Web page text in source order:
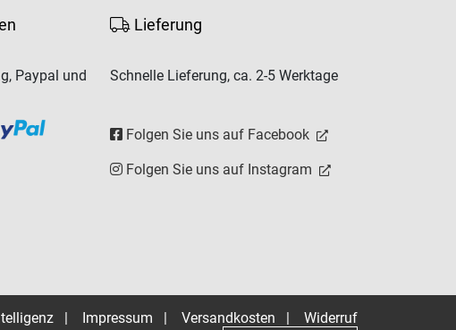
Paypal und
Lieferung
Schnelle Lieferung, ca. 2-5 Werktage
Folgen Sie uns auf Facebook
Folgen Sie uns auf Instagram
| Impressum | Versandkosten |
Widerruf